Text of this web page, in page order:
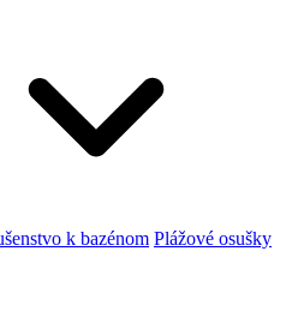
k bazénom Plážové osušky